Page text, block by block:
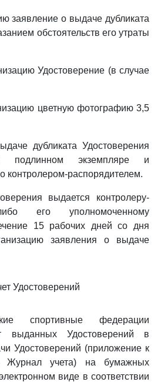
заявление о выдаче дубликата
обстоятельств его утраты
Удостоверение (в случае
цветную фотографию 3,5
дубликата Удостоверения
подлинном экземпляре и
контролером-распорядителем.
выдается контролеру-
его уполномоченному
15 рабочих дней со дня
заявления о выдаче
Удостоверений
спортивные федерации
выданных Удостоверений в
Удостоверений (приложение к
Журнал учета) на бумажных
виде в соответствии